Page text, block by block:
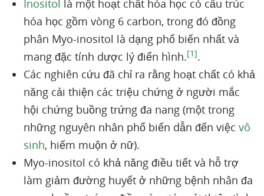
Inositol là một hoạt chất hóa học có cấu trúc
hóa học gồm vòng 6 carbon, trong đó đồng
phân Myo-inositol là dạng phổ biến nhất và
mang đặc tính dược lý điển hình.[1].
Các nghiên cứu đã chỉ ra rằng hoạt chất có khả
năng cải thiện các triệu chứng ở người mắc
hội chứng buồng trứng đa nang (một trong
những nguyên nhân phổ biến dẫn đến việc vô
sinh, hiếm muộn ở nữ).
Myo-inositol có khả năng điều tiết và hỗ trợ
làm giảm đường huyết ở những bệnh nhân đa